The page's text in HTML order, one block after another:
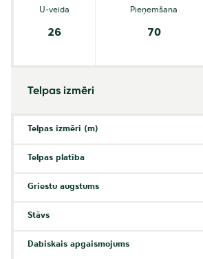
U-veida
26
Pieņemšana
70
Telpas izmēri
Telpas izmēri (m)
Telpas platība
Griestu augstums
Stāvs
Dabiskais apgaismojums